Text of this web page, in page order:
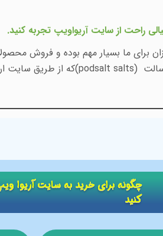
راحت از سایت آریواویپ تجربه کنید.
برای ما بسیار مهم بوده و فروش
(podsalt salts)که از طریق سایت
​​چگونه برای خرید به سایت
کنید